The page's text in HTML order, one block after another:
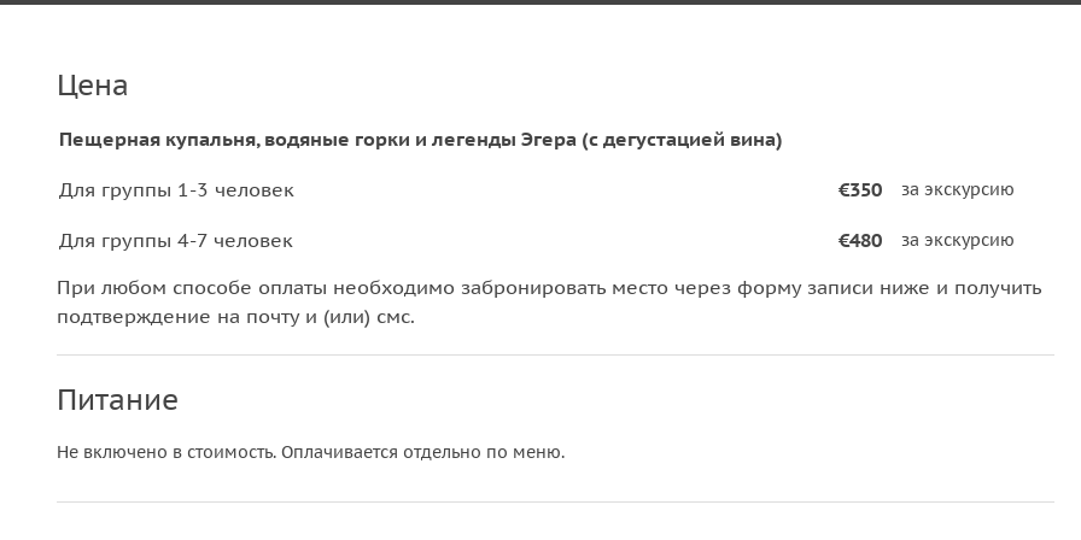
Цена
Пещерная купальня, водяные горки и легенды Эгера (с дегустацией вина)
Для группы 1-3 человек €350 за экскурсию
Для группы 4-7 человек €480 за экскурсию
При любом способе оплаты необходимо забронировать место через форму записи ниже и получить
подтверждение на почту и (или) смс.
Питание
Не включено в стоимость. Оплачивается отдельно по меню.